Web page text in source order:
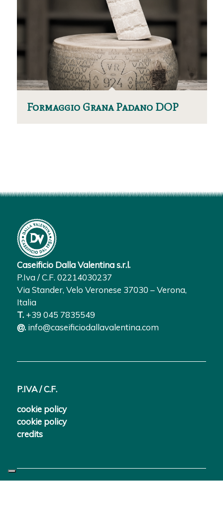
Formaggio Grana Padano DOP
Caseificio Dalla Valentina s.r.l.
P.Iva / C.F. 02214030237
Via Stander, Velo Veronese 37030 – Verona,
Italia
T. +39 045 7835549
@. info@caseificiodallavalentina.com
P.IVA / C.F.
cookie policy
cookie policy
credits